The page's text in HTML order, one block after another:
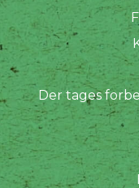
Der tages